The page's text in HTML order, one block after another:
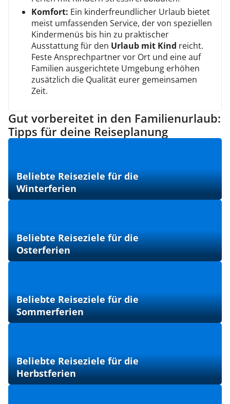
Komfort: Ein kinderfreundlicher Urlaub bietet
meist umfassenden Service, der von speziellen
Kindermenüs bis hin zu praktischer
Ausstattung für den Urlaub mit Kind reicht.
Feste Ansprechpartner vor Ort und eine auf
Familien ausgerichtete Umgebung erhöhen
zusätzlich die Qualität eurer gemeinsamen
Zeit.
Gut vorbereitet in den Familienurlaub:
Tipps für deine Reiseplanung
Beliebte Reiseziele für die
Winterferien
Beliebte Reiseziele für die
Osterferien
Beliebte Reiseziele für die
Sommerferien
Beliebte Reiseziele für die
Herbstferien